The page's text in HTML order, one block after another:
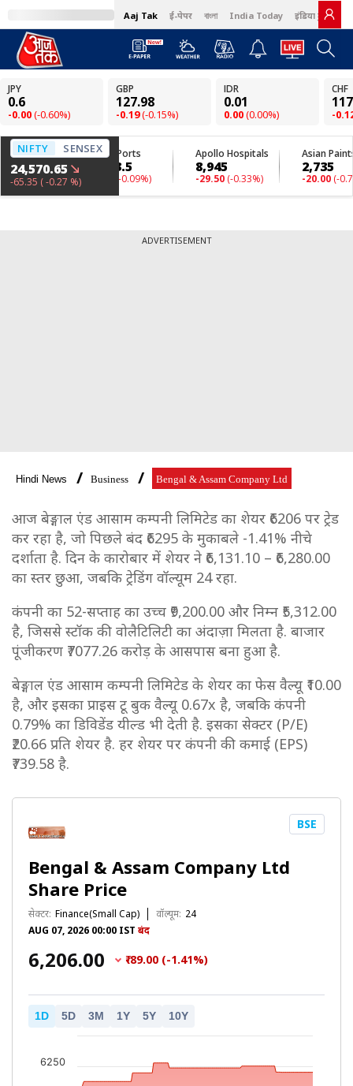
Aaj Tak ई-पेपर বাংলা India Today इंडिया टुडे हिंदी
ADVERTISEMENT
Hindi News Business Bengal & Assam Company Ltd
आज बेङ्गाल एंड आसाम कम्पनी लिमिटेड का शेयर ₹6206 पर ट्रेड
कर रहा है, जो पिछले बंद ₹6295 के मुकाबले -1.41% नीचे
दर्शाता है. दिन के कारोबार में शेयर ने ₹6,131.10 – ₹6,280.00
का स्तर छुआ, जबकि ट्रेडिंग वॉल्यूम 24 रहा.
कंपनी का 52-सप्ताह का उच्च ₹9,200.00 और निम्न ₹5,312.00
है, जिससे स्टॉक की वोलैटिलिटी का अंदाज़ा मिलता है. बाजार
पूंजीकरण ₹7077.26 करोड़ के आसपास बना हुआ है.
बेङ्गाल एंड आसाम कम्पनी लिमिटेड के शेयर का फेस वैल्यू ₹10.00
है, और इसका प्राइस टू बुक वैल्यू 0.67x है, जबकि कंपनी
0.79% का डिविडेंड यील्ड भी देती है. इसका सेक्टर (P/E)
₹20.66 प्रति शेयर है. हर शेयर पर कंपनी की कमाई (EPS)
₹739.58 है.
Bengal & Assam Company Ltd
Share Price
सेक्टर: Finance(Small Cap) वॉल्यूम: 24
AUG 07, 2026 00:00 IST बंद
BSE
₹6,206.00 ₹-89.00 (-1.41%)
1D 5D 3M 1Y 5Y 10Y
6250